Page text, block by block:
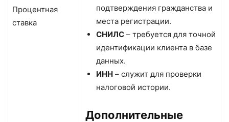
Процентная
ставка
подтверждения гражданства и
места регистрации.
СНИЛС – требуется для точной
идентификации клиента в базе
данных.
ИНН – служит для проверки
налоговой истории.
Дополнительные